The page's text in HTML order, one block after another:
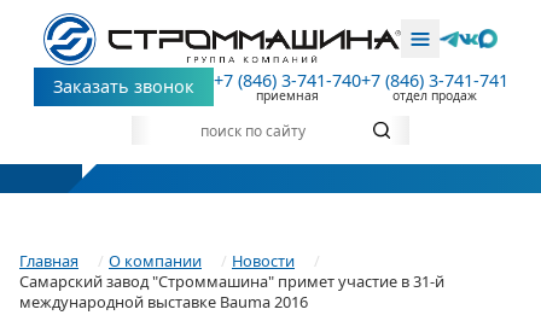
Заказать звонок +7 (846) 3-741-740
приемная
+7 (846) 3-741-741
отдел продаж
Главная О компании
Новости
Самарский завод "Строммашина" примет участие в 31-й
международной выставке Bauma 2016